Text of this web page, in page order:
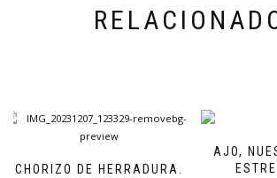
CHORIZO DE HERRADURA.
AJO,